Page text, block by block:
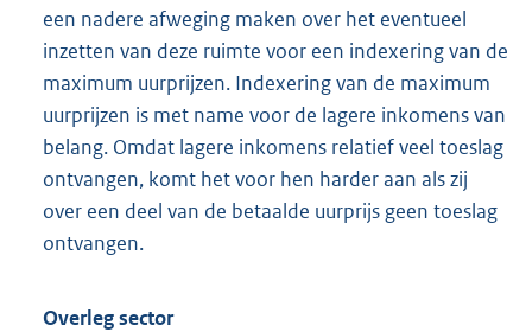
een nadere afweging maken over het eventueel
inzetten van deze ruimte voor een indexering van de
maximum uurprijzen. Indexering van de maximum
uurprijzen is met name voor de lagere inkomens van
belang. Omdat lagere inkomens relatief veel toeslag
ontvangen, komt het voor hen harder aan als zij
over een deel van de betaalde uurprijs geen toeslag
ontvangen.
Overleg sector